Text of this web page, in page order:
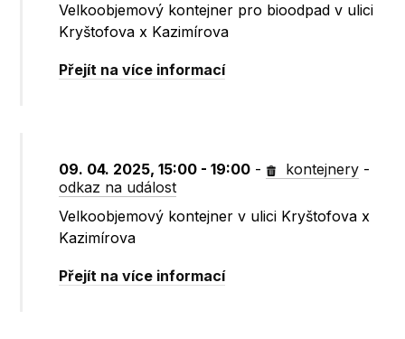
Velkoobjemový kontejner pro bioodpad v ulici
Kryštofova x Kazimírova
Přejít na více informací
09. 04. 2025, 15:00 - 19:00 - kontejnery -
odkaz na událost
Velkoobjemový kontejner v ulici Kryštofova x
Kazimírova
Přejít na více informací